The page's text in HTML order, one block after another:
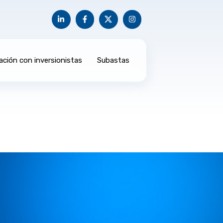
con inversionistas Subastas